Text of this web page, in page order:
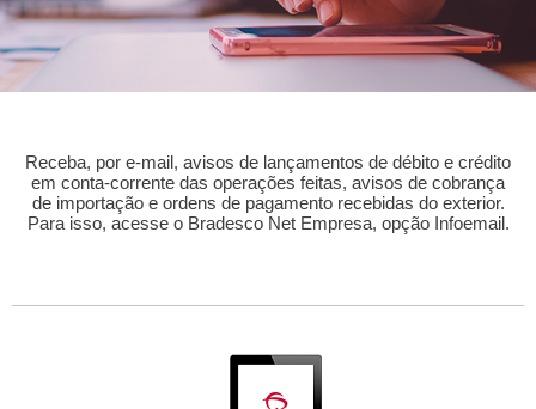
Receba, por e-mail, avisos de lançamentos de débito e crédito
em conta-corrente das operações feitas, avisos de cobrança
de importação e ordens de pagamento recebidas do exterior.
Para isso, acesse o Bradesco Net Empresa, opção Infoemail.